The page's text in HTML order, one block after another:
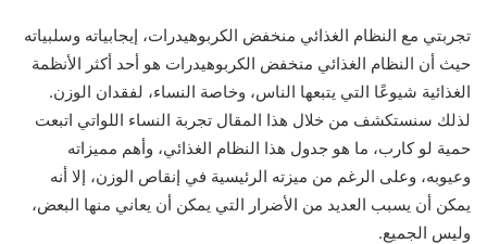
تجربتي مع النظام الغذائي منخفض الكربوهيدرات، إيجابياته وسلبياته
حيث أن النظام الغذائي منخفض الكربوهيدرات هو أحد أكثر الأنظمة
الغذائية شيوعًا التي يتبعها الناس، وخاصة النساء، لفقدان الوزن.
لذلك سنستكشف من خلال هذا المقال تجربة النساء اللواتي اتبعت
حمية لو كارب، ما هو جدول هذا النظام الغذائي، وأهم مميزاته
وعيوبه، وعلى الرغم من ميزته الرئيسية في إنقاص الوزن، إلا أنه
يمكن أن يسبب العديد من الأضرار التي يمكن أن يعاني منها البعض،
وليس الجميع.